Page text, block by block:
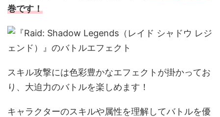
巻です！
スキル攻撃には色彩豊かなエフェクトが掛かってお
り、大迫力のバトルを楽しめます！
キャラクターのスキルや属性を理解してバトルを優